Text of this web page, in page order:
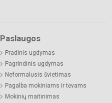
Paslaugos
Pradinis ugdymas
Pagrindinis ugdymas
Neformalusis švietimas
Pagalba mokiniams ir tėvams
Mokinių maitinimas